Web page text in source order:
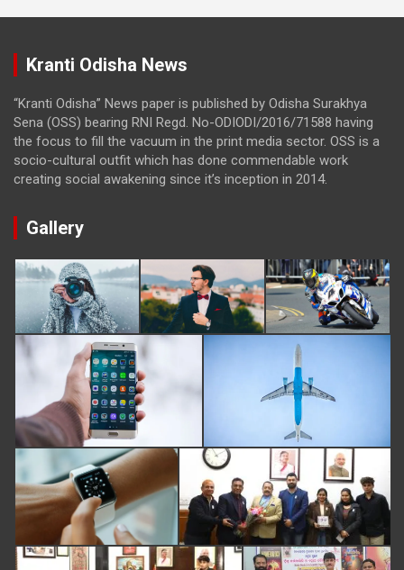
Kranti Odisha News
“Kranti Odisha” News paper is published by Odisha Surakhya
Sena (OSS) bearing RNI Regd. No-ODIODI/2016/71588 having
the focus to fill the vacuum in the print media sector. OSS is a
socio-cultural outfit which has done commendable work
creating social awakening since it’s inception in 2014.
Gallery